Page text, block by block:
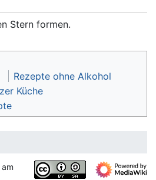
Stern formen.
Rezepte ohne Alkohol
Küche